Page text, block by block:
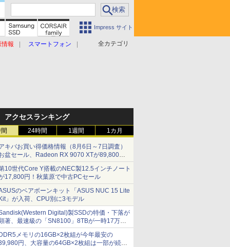
Impress サイト
全カテゴリ
情報 スマートフォン
アクセスランキング
24時間 1週間 1カ月
キバお買い得価格情報（8月6日～7日調査）
盆セール、Radeon RX 9070 XTが89,800
、水平周波数24.8kHz対応の17型モニターが
円、暑さ指数連動セール ほか
10世代Core Y搭載のNEC製12.5インチノート
17,800円！秋葉原で中古PCセール
のベアボーンキット「ASUS NUC 15 Lite
」が入荷、CPU別に3モデル
Digital)製SSDの特価・下落が
著、最速級の「SN8100」8TBが一時17万円
れ [8月前半のSSD価格]
メモリの16GB×2枚組が今年最安の
円、大容量の64GB×2枚組は一部が続騰